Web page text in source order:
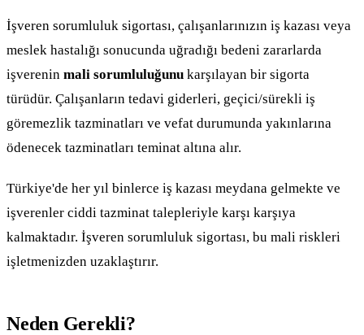
İşveren sorumluluk sigortası, çalışanlarınızın iş kazası veya
meslek hastalığı sonucunda uğradığı bedeni zararlarda
işverenin mali sorumluluğunu karşılayan bir sigorta
türüdür. Çalışanların tedavi giderleri, geçici/sürekli iş
göremezlik tazminatları ve vefat durumunda yakınlarına
ödenecek tazminatları teminat altına alır.
Türkiye'de her yıl binlerce iş kazası meydana gelmekte ve
işverenler ciddi tazminat talepleriyle karşı karşıya
kalmaktadır. İşveren sorumluluk sigortası, bu mali riskleri
işletmenizden uzaklaştırır.
Neden Gerekli?